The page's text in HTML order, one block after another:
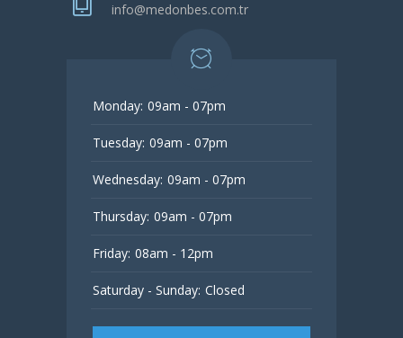
info@medonbes.com.tr
Monday: 09am - 07pm
Tuesday: 09am - 07pm
Wednesday: 09am - 07pm
Thursday: 09am - 07pm
Friday: 08am - 12pm
Saturday - Sunday: Closed